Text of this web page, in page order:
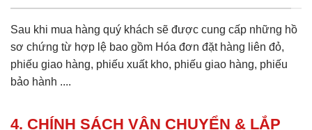
Sau khi mua hàng quý khách sẽ được cung cấp những hồ
sơ chứng từ hợp lệ bao gồm Hóa đơn đặt hàng liên đỏ,
phiếu giao hàng, phiếu xuất kho, phiếu giao hàng, phiếu
bảo hành ....
4. CHÍNH SÁCH VẬN CHUYỂN & LẮP